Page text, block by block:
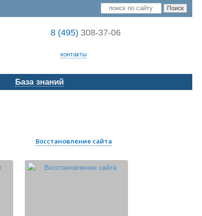
8 (495) 308-37-06
контакты
База знаний
Восстановление сайта